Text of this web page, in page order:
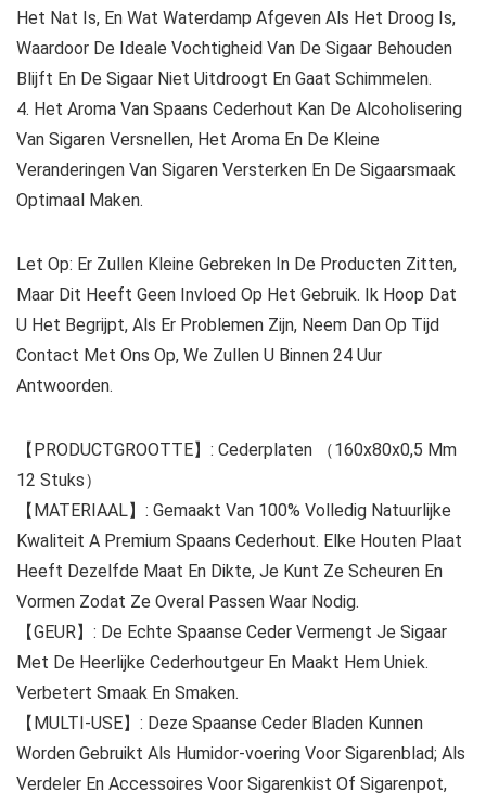
Het Nat Is, En Wat Waterdamp Afgeven Als Het Droog Is,
Waardoor De Ideale Vochtigheid Van De Sigaar Behouden
Blijft En De Sigaar Niet Uitdroogt En Gaat Schimmelen.
4. Het Aroma Van Spaans Cederhout Kan De Alcoholisering
Van Sigaren Versnellen, Het Aroma En De Kleine
Veranderingen Van Sigaren Versterken En De Sigaarsmaak
Optimaal Maken.
Let Op: Er Zullen Kleine Gebreken In De Producten Zitten,
Maar Dit Heeft Geen Invloed Op Het Gebruik. Ik Hoop Dat
U Het Begrijpt, Als Er Problemen Zijn, Neem Dan Op Tijd
Contact Met Ons Op, We Zullen U Binnen 24 Uur
Antwoorden.
【PRODUCTGROOTTE】: Cederplaten （160x80x0,5 Mm
12 Stuks）
【MATERIAAL】: Gemaakt Van 100% Volledig Natuurlijke
Kwaliteit A Premium Spaans Cederhout. Elke Houten Plaat
Heeft Dezelfde Maat En Dikte, Je Kunt Ze Scheuren En
Vormen Zodat Ze Overal Passen Waar Nodig.
【GEUR】: De Echte Spaanse Ceder Vermengt Je Sigaar
Met De Heerlijke Cederhoutgeur En Maakt Hem Uniek.
Verbetert Smaak En Smaken.
【MULTI-USE】: Deze Spaanse Ceder Bladen Kunnen
Worden Gebruikt Als Humidor-voering Voor Sigarenblad; Als
Verdeler En Accessoires Voor Sigarenkist Of Sigarenpot,